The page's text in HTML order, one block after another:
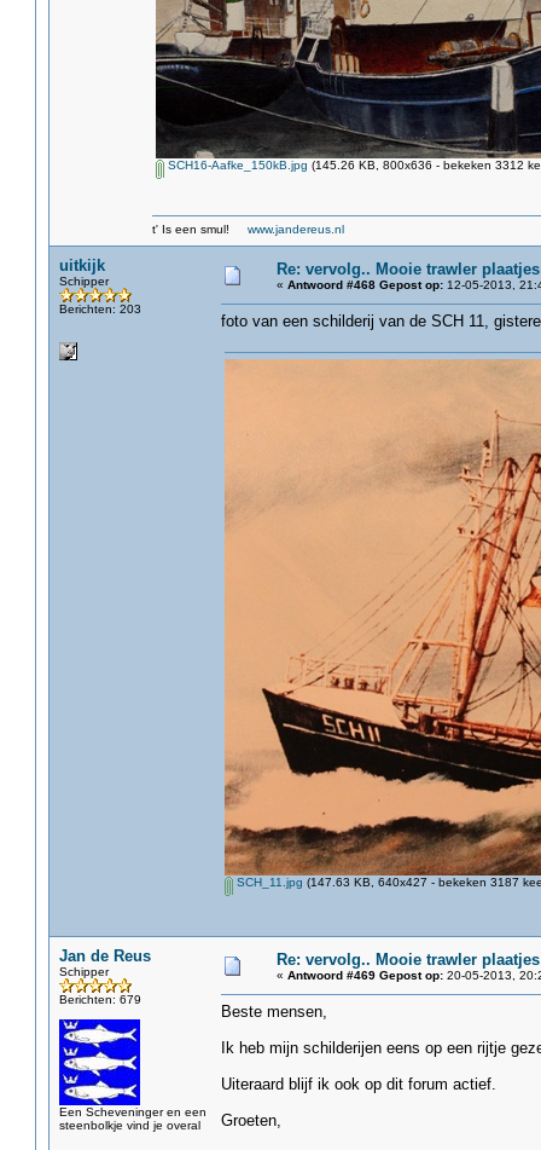
SCH16-Aafke_150kB.jpg (145.26 KB, 800x636 - bekeken 3312
t' Is een smul! www.jandereus.nl
uitkijk
Schipper
Berichten: 203
Re: vervolg.. Mooie trawler plaatjes
« Antwoord #468 Gepost op:12-05-2013,
foto van een schilderij van de SCH 11,
SCH_11.jpg (147.63 KB, 640x427 - bekeken 3187
Jan de Reus
Schipper
Berichten: 679
Een Scheveninger en een
steenbolkje vind je overal
Re: vervolg.. Mooie trawler plaatjes
« Antwoord #469 Gepost op:20-05-2013,
Beste mensen,
Ik heb mijn schilderijen eens op een rijtje
Uiteraard blijf ik ook op dit forum actief.
Groeten,